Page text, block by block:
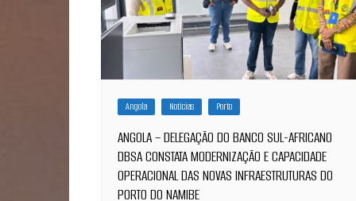
Angola Notícias Porto
ANGOLA – DELEGAÇÃO DO BANCO SUL-AFRICANO
DBSA CONSTATA MODERNIZAÇÃO E CAPACIDADE
OPERACIONAL DAS NOVAS INFRAESTRUTURAS DO
PORTO DO NAMIBE